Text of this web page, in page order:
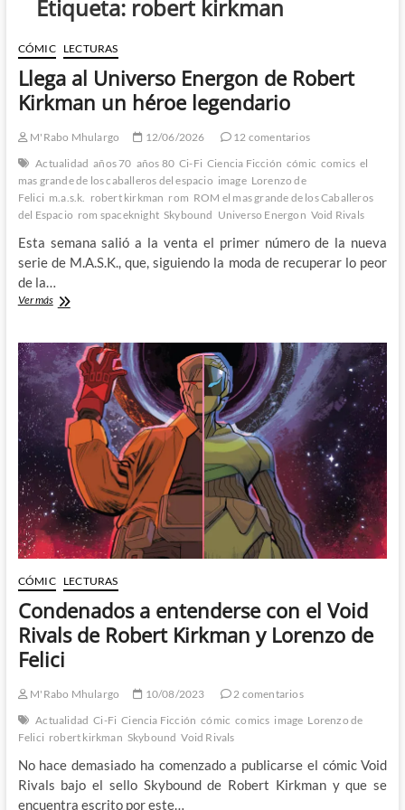
Etiqueta: robert kirkman
CÓMIC LECTURAS
Llega al Universo Energon de Robert
Kirkman un héroe legendario
M'Rabo Mhulargo 12/06/2026
12 comentarios
Actualidad años 70 años 80 Ci-Fi Ciencia Ficción cómic comics el
mas grande de los caballeros del espacio image Lorenzo de
Felici m.a.s.k. robert kirkman rom ROM el mas grande de los Caballeros
del Espacio rom spaceknight Skybound Universo Energon Void Rivals
Esta semana salió a la venta el primer número de la nueva
serie de M.A.S.K., que, siguiendo la moda de recuperar lo peor
de la…
Ver másLlega
Energon
de
Robert
Kirkman
héroe
legendario
CÓMIC LECTURAS
Condenados a entenderse con el Void
Rivals de Robert Kirkman y Lorenzo de
Felici
M'Rabo Mhulargo 10/08/2023
2 comentarios
Actualidad Ci-Fi Ciencia Ficción cómic comics image Lorenzo de
Felici robert kirkman Skybound Void Rivals
No hace demasiado ha comenzado a publicarse el cómic Void
Rivals bajo el sello Skybound de Robert Kirkman y que se
encuentra escrito por este…